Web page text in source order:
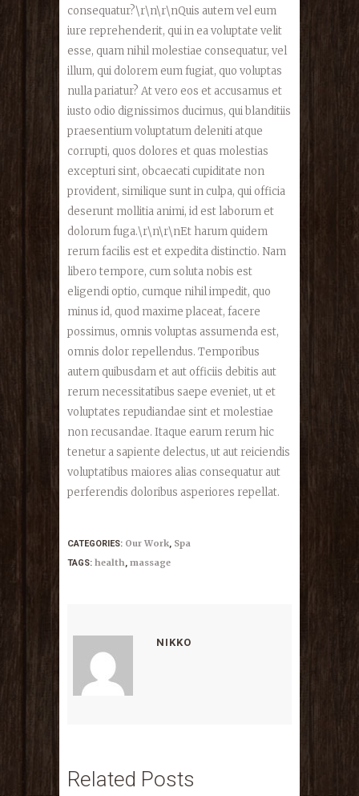
consequatur?\r\n\r\nQuis autem vel eum
iure reprehenderit, qui in ea voluptate velit
esse, quam nihil molestiae consequatur, vel
illum, qui dolorem eum fugiat, quo voluptas
nulla pariatur? At vero eos et accusamus et
iusto odio dignissimos ducimus, qui blanditiis
praesentium voluptatum deleniti atque
corrupti, quos dolores et quas molestias
excepturi sint, obcaecati cupiditate non
provident, similique sunt in culpa, qui officia
deserunt mollitia animi, id est laborum et
dolorum fuga.\r\n\r\nEt harum quidem
rerum facilis est et expedita distinctio. Nam
libero tempore, cum soluta nobis est
eligendi optio, cumque nihil impedit, quo
minus id, quod maxime placeat, facere
possimus, omnis voluptas assumenda est,
omnis dolor repellendus. Temporibus
autem quibusdam et aut officiis debitis aut
rerum necessitatibus saepe eveniet, ut et
voluptates repudiandae sint et molestiae
non recusandae. Itaque earum rerum hic
tenetur a sapiente delectus, ut aut reiciendis
voluptatibus maiores alias consequatur aut
perferendis doloribus asperiores repellat.
CATEGORIES: Our Work, Spa
TAGS: health massage
NIKKO
Related Posts